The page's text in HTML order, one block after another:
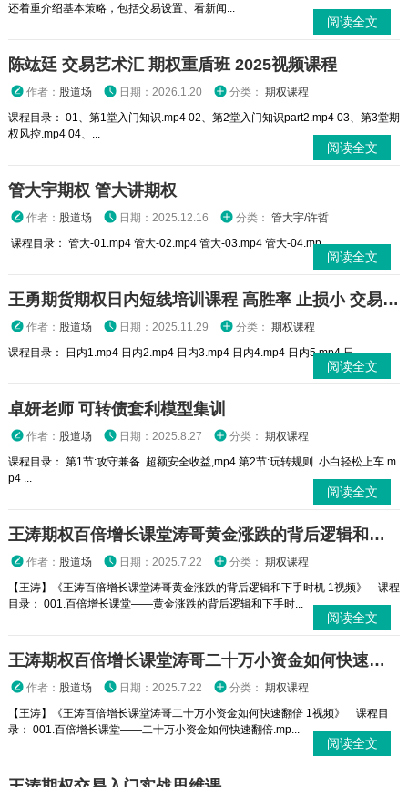
还着重介绍基本策略，包括交易设置、看新闻...
阅读全文
陈竑廷 交易艺术汇 期权重盾班 2025视频课程
作者： 股道场 日期：2026.1.20 分类： 期权课程
课程目录： 01、第1堂入门知识.mp4 02、第2堂入门知识part2.mp4 03、第3堂期
权风控.mp4 04、...
阅读全文
管大宇期权 管大讲期权
作者： 股道场 日期：2025.12.16 分类： 管大宇/许哲
课程目录： 管大-01.mp4 管大-02.mp4 管大-03.mp4 管大-04.mp...
阅读全文
王勇期货期权日内短线培训课程 高胜率 止损小 交易高手
作者： 股道场 日期：2025.11.29 分类： 期权课程
课程目录： 日内1.mp4 日内2.mp4 日内3.mp4 日内4.mp4 日内5.mp4 日...
阅读全文
卓妍老师 可转债套利模型集训
作者： 股道场 日期：2025.8.27 分类： 期权课程
课程目录： 第1节:攻守兼备 超额安全收益,mp4 第2节:玩转规则 小白轻松上车.m
p4 ...
阅读全文
王涛期权百倍增长课堂涛哥黄金涨跌的背后逻辑和下手时机 1视频
作者： 股道场 日期：2025.7.22 分类： 期权课程
【王涛】《王涛百倍增长课堂涛哥黄金涨跌的背后逻辑和下手时机 1视频》 课程
目录： 001.百倍增长课堂——黄金涨跌的背后逻辑和下手时...
阅读全文
王涛期权百倍增长课堂涛哥二十万小资金如何快速翻倍 1视频
作者： 股道场 日期：2025.7.22 分类： 期权课程
【王涛】《王涛百倍增长课堂涛哥二十万小资金如何快速翻倍 1视频》 课程目
录： 001.百倍增长课堂——二十万小资金如何快速翻倍.mp...
阅读全文